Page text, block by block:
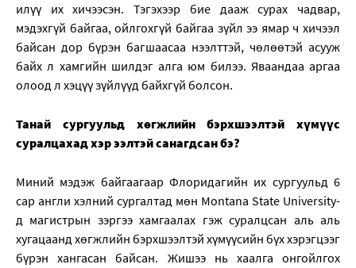
илүү их хичээсэн. Тэгэхээр бие дааж сурах чадвар,
мэдэхгүй байгаа, ойлгохгүй байгаа зүйл ээ ямар ч хичээл
байсан дор бүрэн багшаасаа нээлттэй, чөлөөтэй асууж
байх л хамгийн шилдэг алга юм билээ. Яваандаа аргаа
олоод л хэцүү зүйлүүд байхгүй болсон.
Танай сургуульд хөгжлийн бэрхшээлтэй хүмүүс
суралцахад хэр ээлтэй санагдсан бэ?
Миний мэдэж байгаагаар Флоридагийн их сургуульд 6
сар англи хэлний сургалтад мөн Montana State University-
д магистрын зэргээ хамгаалах гэж суралцсан аль аль
хугацаанд хөгжлийн бэрхшээлтэй хүмүүсийн бүх хэрэгцээг
бүрэн хангасан байсан. Жишээ нь хаалга онгойлгох